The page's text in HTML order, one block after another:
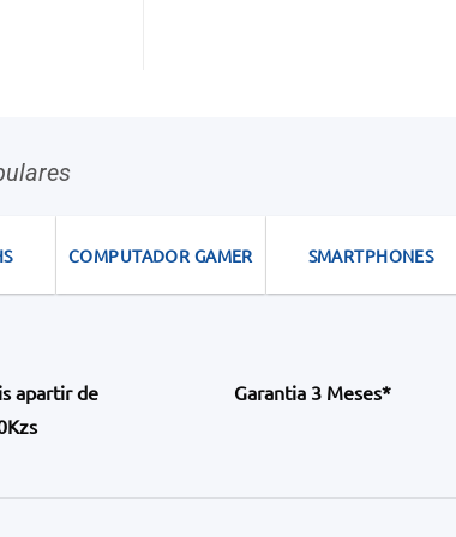
COMPUTADOR GAMER SMARTPHONES
apartir de
Garantia 3 Meses*